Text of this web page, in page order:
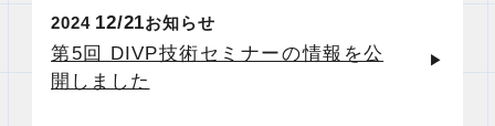
2024 12 21お知らせ
第5回 DIVP技術セミナーの情報を公
開しました